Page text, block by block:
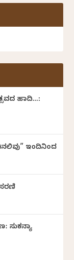
ಹಾದಿ…:
ಇಂದಿನಿಂದ
ಸುಕನ್ಯಾ